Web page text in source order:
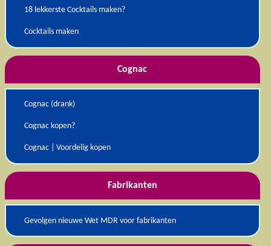
18 lekkerste Cocktails maken?
Cocktails maken
Cognac
Cognac (drank)
Cognac kopen?
Cognac | Voordelig kopen
Fabrikanten
Gevolgen nieuwe Wet MDR voor fabrikanten